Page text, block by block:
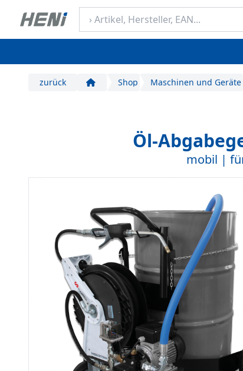
zurück Start Shop Maschinen und Geräte
Öl-
mobil |